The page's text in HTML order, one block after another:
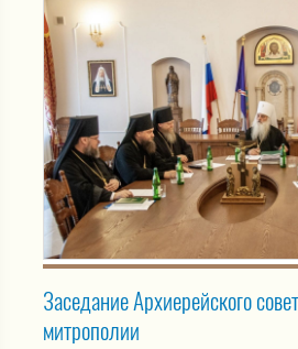
Заседание Архиерейского
митрополии